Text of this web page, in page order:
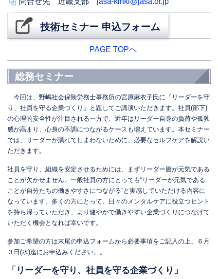
技術セミナー 申込フォーム
PAGE TOPへ
総務セミナー
今回は、野嶋社会保険労務士事務所の宮原麻衣子氏に『リーダーを守
り、社員を守る企業づくり』と題してご講演いただきます。社員(部下)
の心理的安全性が注目される一方で、近年はリーダー自身の負荷や孤独
感が高まり、心身の不調につながるケースも増えています。本セミナー
では、リーダーが潰れてしまわないために、必要なセルフケアを解説い
ただきます。
社員を守り、組織を安定させるためには、まずリーダー層が元気である
ことが欠かせません。一般社員の方にとっても“リーダーが元気である
ことが自分たちの働きやすさにつながる”と実感していただける内容に
なっています。多くの方にとって、日々のメンタルケアに役立つヒント
を持ち帰っていただき、より健やかで働きやすい企業づくりにつなげて
いただく機会となれば幸いです。
参加ご希望の方は末尾の申込フォームから必要事項をご記入の上、６月
３日(水)迄にお申込みください。。
「リーダーを守り、社員を守る企業づくり」